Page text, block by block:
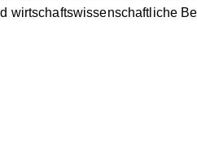
wirtschaftswissenschaftliche